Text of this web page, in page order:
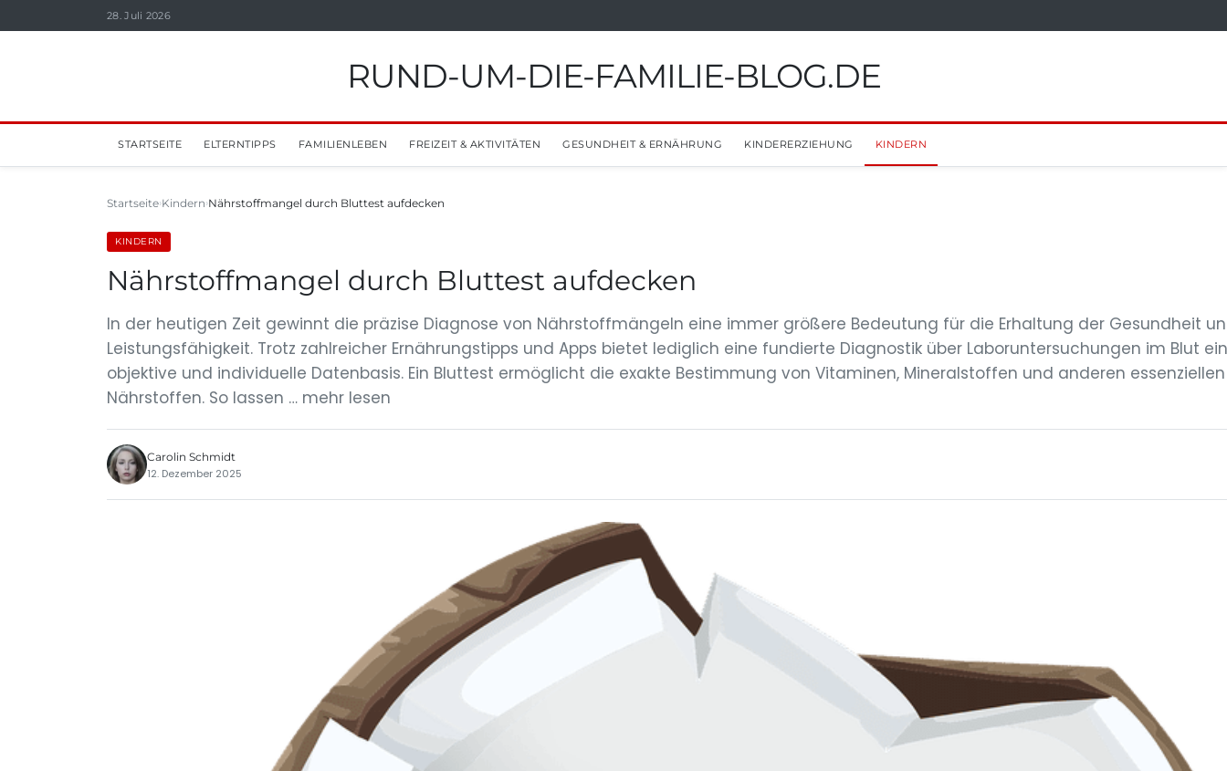
28. Juli 2026
RUND-UM-DIE-FAMILIE-BLOG.DE
STARTSEITE ELTERNTIPPS FAMILIENLEBEN FREIZEIT & AKTIVITÄTEN GESUNDHEIT & ERNÄHRUNG KINDERERZIEHUNG KINDERN
Startseite Kindern Nährstoffmangel durch Bluttest aufdecken
KINDERN
Nährstoffmangel durch Bluttest aufdecken
In der heutigen Zeit gewinnt die präzise Diagnose von Nährstoffmängeln eine immer größere Bedeutung für die Erhaltung der Gesundheit
Leistungsfähigkeit. Trotz zahlreicher Ernährungstipps und Apps bietet lediglich eine fundierte Diagnostik über Laboruntersuchungen im Blut
objektive und individuelle Datenbasis. Ein Bluttest ermöglicht die exakte Bestimmung von Vitaminen, Mineralstoffen und anderen essenziellen
Nährstoffen. So lassen … mehr lesen
Carolin Schmidt
12. Dezember 2025